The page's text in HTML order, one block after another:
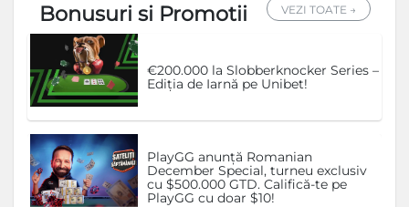
Bonusuri si Promotii VEZI TOATE →
€200.000 la Slobberknocker Series –
Ediția de Iarnă pe Unibet!
PlayGG anunță Romanian
December Special, turneu exclusiv
cu $500.000 GTD. Califică-te pe
PlayGG cu doar $10!